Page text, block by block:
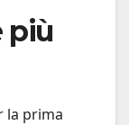
più
la prima